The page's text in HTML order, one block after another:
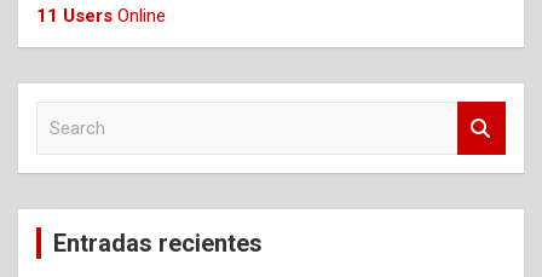
11 Users Online
c
Entradas recientes